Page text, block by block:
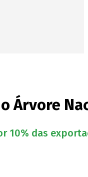
Árvore
10% das